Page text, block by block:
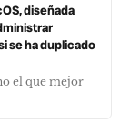
diseñada
se ha duplicado
el que mejor